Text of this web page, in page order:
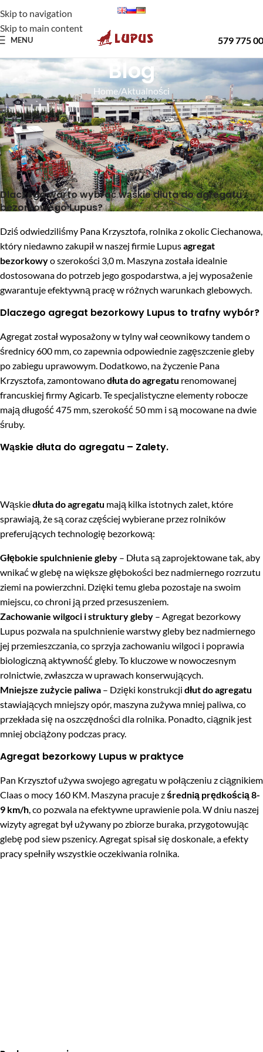
Skip to navigation
Skip to main content
MENU 579 775
Blog
Home Aktualności
AKTUALNOŚCI
Dlaczego warto wybrać wąskie dłuta do agregatu
bezorkowego Lupus?
LupusOn 24 października 2024 34
Dlaczego warto wybrać wąskie dłuta do agregatu
bezorkowego Lupus?
Dziś odwiedziliśmy Pana Krzysztofa, rolnika z okolic Ciechanowa,
który niedawno zakupił w naszej firmie Lupusagregat
bezorkowyo szerokości 3,0 m. Maszyna została idealnie
dostosowana do potrzeb jego gospodarstwa, a jej wyposażenie
gwarantuje efektywną pracę w różnych warunkach glebowych.
Dlaczego agregat bezorkowy Lupus to trafny wybór?
Agregat został wyposażony w tylny wał ceownikowy tandem o
średnicy 600 mm, co zapewnia odpowiednie zagęszczenie gleby
po zabiegu uprawowym. Dodatkowo, na życzenie Pana
Krzysztofa, zamontowanodłuta do agregatu renomowanej
francuskiej firmy Agicarb. Te specjalistyczne elementy robocze
mają długość 475 mm, szerokość 50 mm i są mocowane na dwie
śruby.
Wąskie dłuta do agregatu – Zalety.
Wąskiedłuta do agregatu mają kilka istotnych zalet, które
sprawiają, że są coraz częściej wybierane przez rolników
preferujących technologię bezorkową:
Głębokie spulchnienie gleby – Dłuta są zaprojektowane tak, aby
wnikać w glebę na większe głębokości bez nadmiernego rozrzutu
ziemi na powierzchni. Dzięki temu gleba pozostaje na swoim
miejscu, co chroni ją przed przesuszeniem.
Zachowanie wilgoci i struktury gleby – Agregat bezorkowy
Lupus pozwala na spulchnienie warstwy gleby bez nadmiernego
jej przemieszczania, co sprzyja zachowaniu wilgoci i poprawia
biologiczną aktywność gleby. To kluczowe w nowoczesnym
rolnictwie, zwłaszcza w uprawach konserwujących.
Mniejsze zużycie paliwa – Dzięki konstrukcji dłut do agregatu
stawiających mniejszy opór, maszyna zużywa mniej paliwa, co
przekłada się na oszczędności dla rolnika. Ponadto, ciągnik jest
mniej obciążony podczas pracy.
Agregat bezorkowy Lupus w praktyce
Pan Krzysztof używa swojego agregatu w połączeniu z ciągnikiem
Claas o mocy 160 KM. Maszyna pracuje zśrednią prędkością 8-
9 km/h , co pozwala na efektywne uprawienie pola. W dniu naszej
wizyty agregat był używany po zbiorze buraka, przygotowując
glebę pod siew pszenicy. Agregat spisał się doskonale, a efekty
pracy spełniły wszystkie oczekiwania rolnika.